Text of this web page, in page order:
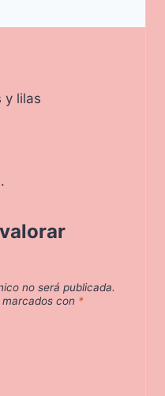
y lilas
no será publicada.
con *